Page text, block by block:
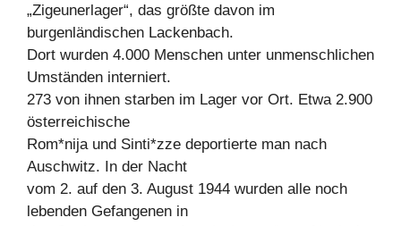
„Zigeunerlager“, das größte davon im
burgenländischen Lackenbach.
Dort wurden 4.000 Menschen unter unmenschlichen
Umständen interniert.
273 von ihnen starben im Lager vor Ort. Etwa 2.900
österreichische
Rom*nija und Sinti*zze deportierte man nach
Auschwitz. In der Nacht
vom 2. auf den 3. August 1944 wurden alle noch
lebenden Gefangenen in